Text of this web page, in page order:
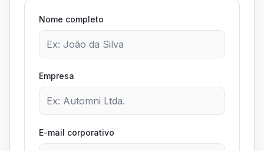
Nome completo
Empresa
E-mail corporativo